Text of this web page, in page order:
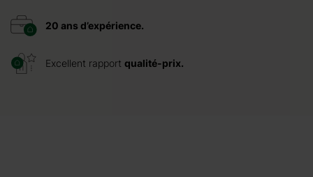
20 ans d’expérience.
Excellent rapport qualité-prix.